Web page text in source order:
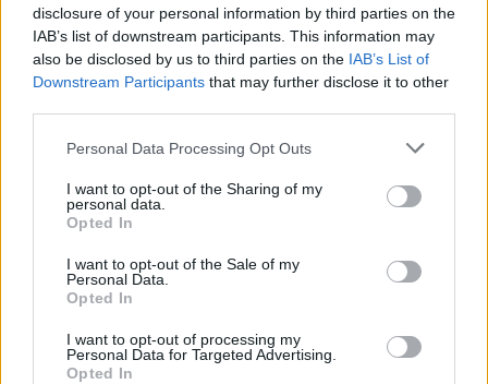
disclosure of your personal information by third parties on the
IAB’s list of downstream participants. This information may
also be disclosed by us to third parties on the IAB’s List of
Downstream Participants that may further disclose it to other
Personal Data Processing Opt Outs
I want to opt-out of the Sharing of my
personal data.
Opted In
I want to opt-out of the Sale of my
Personal Data.
Opted In
I want to opt-out of processing my
Personal Data for Targeted Advertising.
Opted In
5 Αυγούστου 2026
Η FARIA Renewables προχώρησε στην ηλεκτροδότηση
του αιολικού πάρκου Faria Αίολος Λάρυμνα
Προστατευόμενων Τοπίων σε 12
Newsletter Citygen.gr
Προστασίας, του ESG, του Green Business και των ΟΤΑ